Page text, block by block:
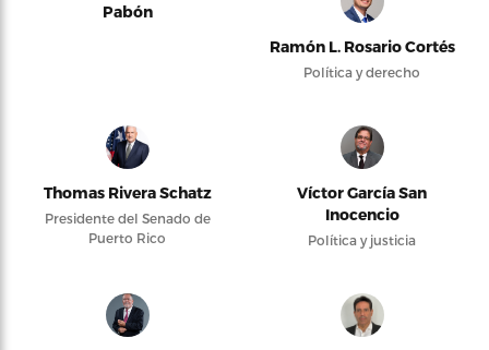
Pabón
Ramón L. Rosario Cortés
Política y derecho
Thomas Rivera Schatz
Presidente del Senado de
Puerto Rico
Víctor García San
Inocencio
Política y justicia